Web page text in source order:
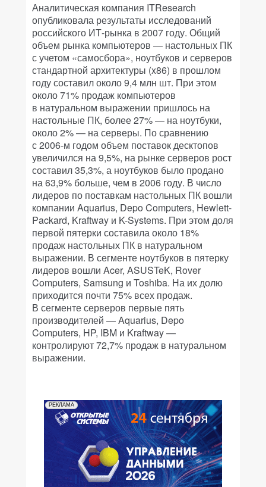
Аналитическая компания ITResearch
опубликовала результаты исследований
российского ИТ-рынка в 2007 году. Общий
объем рынка компьютеров — настольных ПК
с учетом «самосбора», ноутбуков и серверов
стандартной архитектуры (x86) в прошлом
году составил около 9,4 млн шт. При этом
около 71% продаж компьютеров
в натуральном выражении пришлось на
настольные ПК, более 27% — на ноутбуки,
около 2% — на серверы. По сравнению
с 2006-м годом объем поставок десктопов
увеличился на 9,5%, на рынке серверов рост
составил 35,3%, а ноутбуков было продано
на 63,9% больше, чем в 2006 году. В число
лидеров по поставкам настольных ПК вошли
компании Aquarius, Depo Computers, Hewlett-
Packard, Kraftway и K-Systems. При этом доля
первой пятерки составила около 18%
продаж настольных ПК в натуральном
выражении. В сегменте ноутбуков в пятерку
лидеров вошли Acer, ASUSTeK, Rover
Computers, Samsung и Toshiba. На их долю
приходится почти 75% всех продаж.
В сегменте серверов первые пять
производителей — Aquarius, Depo
Computers, HP, IBM и Kraftway —
контролируют 72,7% продаж в натуральном
выражении.
РЕКЛАМА